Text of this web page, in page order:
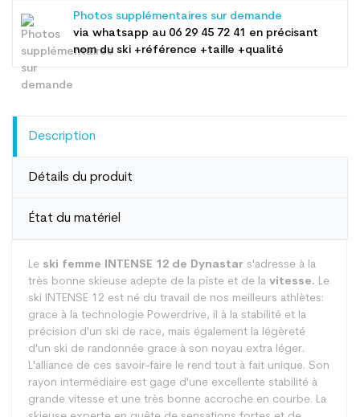
Photos supplémentaires sur demande
via whatsapp au 06 29 45 72 41 en précisant
nom du ski +référence +taille +qualité
Description
Détails du produit
État du matériel
Le ski femme INTENSE 12 de Dynastar s'adresse à la
très bonne skieuse adepte de la piste et de la vitesse. Le
ski INTENSE 12 est né du travail de nos meilleurs athlètes:
grace à la technologie Powerdrive, il à la stabilité et la
précision d'un ski de race, mais également la légèreté
d'un ski de randonnée grace à son noyau extra léger.
L'alliance de ces savoir-faire le rend tout à fait unique. Son
rayon intermédiaire est gage d'une excellente stabilité à
grande vitesse et une très bonne accroche en courbe. La